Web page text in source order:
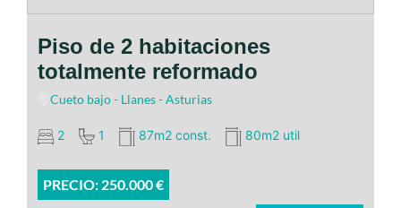
Piso de 2 habitaciones
totalmente reformado
Cueto bajo - Llanes - Asturias
2 1 87m2 const. 80m2 util
PRECIO: 250.000 €